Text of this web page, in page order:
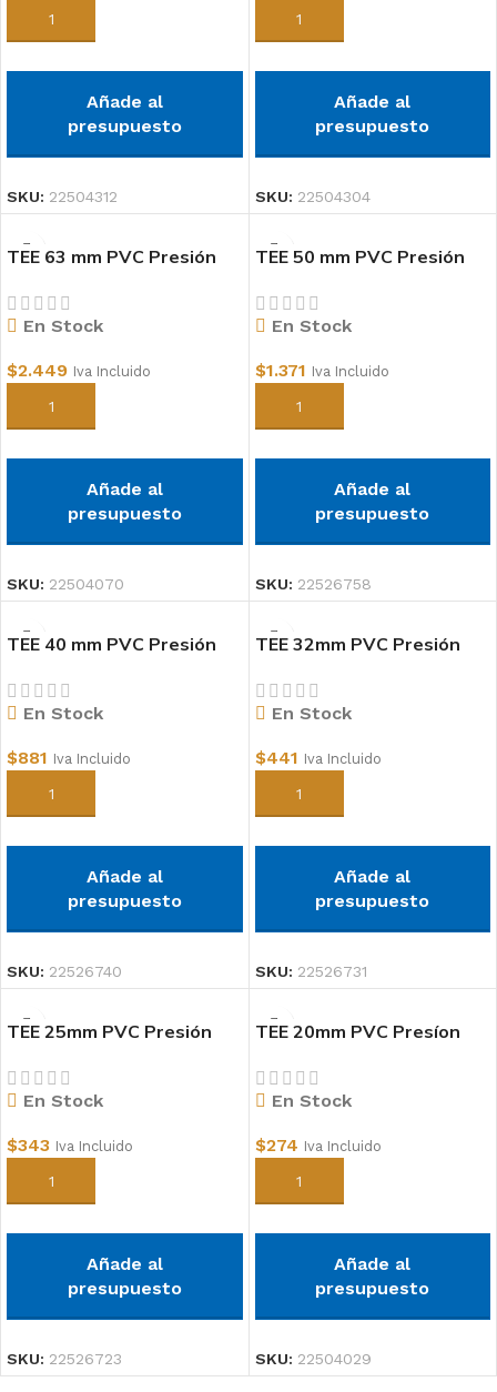
Añadir al carrito
Añade al
presupuesto
SKU: 22504312
Añadir al carrito
Añade al
presupuesto
SKU: 22504304
TEE 63 mm PVC Presión
En Stock
$2.449 Iva Incluido
Añadir al carrito
Añade al
presupuesto
SKU: 22504070
TEE 50 mm PVC Presión
En Stock
$1.371 Iva Incluido
Añadir al carrito
Añade al
presupuesto
SKU: 22526758
TEE 40 mm PVC Presión
En Stock
$881 Iva Incluido
Añadir al carrito
Añade al
presupuesto
SKU: 22526740
TEE 32mm PVC Presión
En Stock
$441 Iva Incluido
Añadir al carrito
Añade al
presupuesto
SKU: 22526731
TEE 25mm PVC Presión
En Stock
$343 Iva Incluido
Añadir al carrito
Añade al
presupuesto
SKU: 22526723
TEE 20mm PVC Presíon
En Stock
$274 Iva Incluido
Añadir al carrito
Añade al
presupuesto
SKU: 22504029